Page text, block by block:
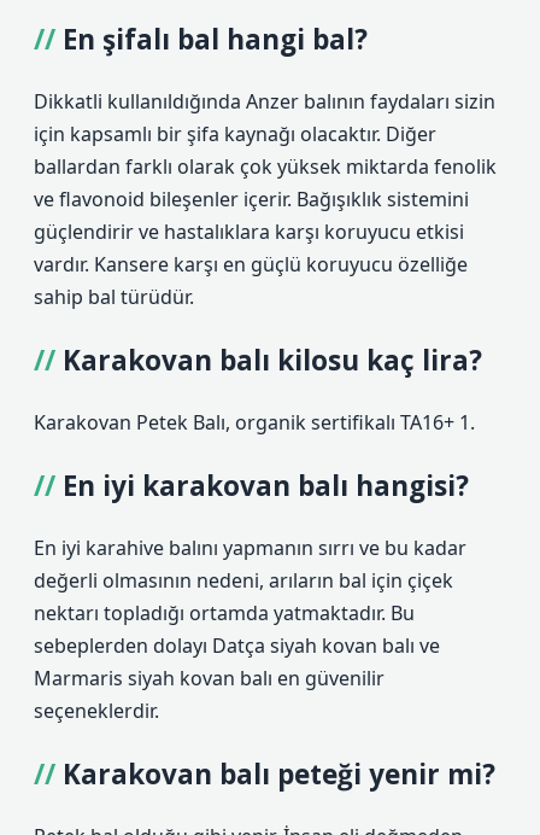
En şifalı bal hangi bal?
Dikkatli kullanıldığında Anzer balının faydaları sizin
için kapsamlı bir şifa kaynağı olacaktır. Diğer
ballardan farklı olarak çok yüksek miktarda fenolik
ve flavonoid bileşenler içerir. Bağışıklık sistemini
güçlendirir ve hastalıklara karşı koruyucu etkisi
vardır. Kansere karşı en güçlü koruyucu özelliğe
sahip bal türüdür.
Karakovan balı kilosu kaç lira?
Karakovan Petek Balı, organik sertifikalı TA16+ 1.
En iyi karakovan balı hangisi?
En iyi karahive balını yapmanın sırrı ve bu kadar
değerli olmasının nedeni, arıların bal için çiçek
nektarı topladığı ortamda yatmaktadır. Bu
sebeplerden dolayı Datça siyah kovan balı ve
Marmaris siyah kovan balı en güvenilir
seçeneklerdir.
Karakovan balı peteği yenir mi?